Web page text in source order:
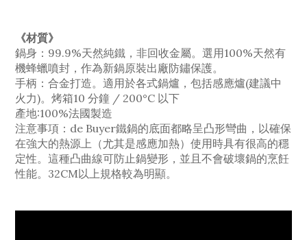
《材質》
鍋身：99.9%天然純鐵，非回收金屬。選用100%天然有
機蜂蠟噴封，作為新鍋原裝出廠防鏽保護。
手柄：合金打造。適用於各式鍋爐，包括感應爐(建議中
火力)。烤箱10 分鐘 / 200°C 以下
產地:100%法國製造
注意事項：de Buyer鐵鍋的底面都略呈凸形彎曲，以確保
在強大的熱源上（尤其是感應加熱）使用時具有很高的穩
定性。這種凸曲線可防止鍋變形，並且不會破壞鍋的烹飪
性能。32CM以上規格較為明顯。